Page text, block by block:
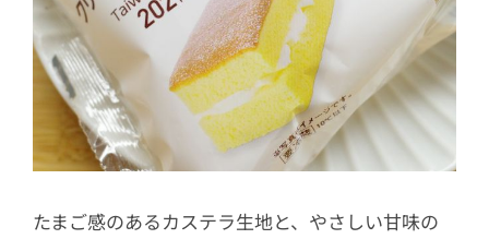
たまご感のあるカステラ生地と、やさしい甘味の